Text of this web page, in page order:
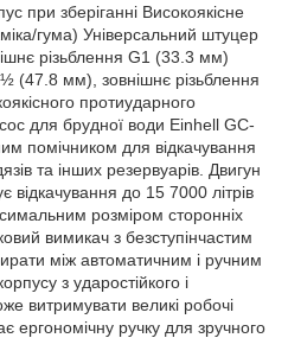
при зберіганні Високоякісне
гума) Універсальний штуцер
різьблення G1 (33.3 мм)
(47.8 мм), зовнішнє різьблення
протиударного
для брудної води Einhell GC-
помічником для відкачування
та інших резервуарів. Двигун
відкачування до 15 7000 літрів
розміром сторонніх
вимикач з безступінчастим
між автоматичним і ручним
з ударостійкого і
витримувати великі робочі
ергономічну ручку для зручного